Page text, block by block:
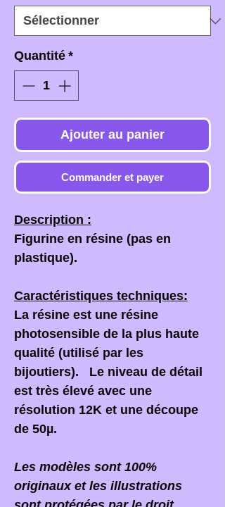
Quantité *
Ajouter au panier
Commander et payer
Description :
Figurine en résine (pas en
plastique).
Caractéristiques techniques:
La résine est une résine
photosensible de la plus haute
qualité (utilisé par les
bijoutiers). Le niveau de détail
est très élevé avec une
résolution 12K et une découpe
de 50µ.
Les modèles sont 100%
originaux et les illustrations